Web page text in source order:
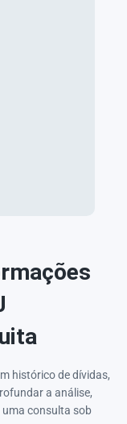
histórico de dívidas,
a análise,
consulta sob